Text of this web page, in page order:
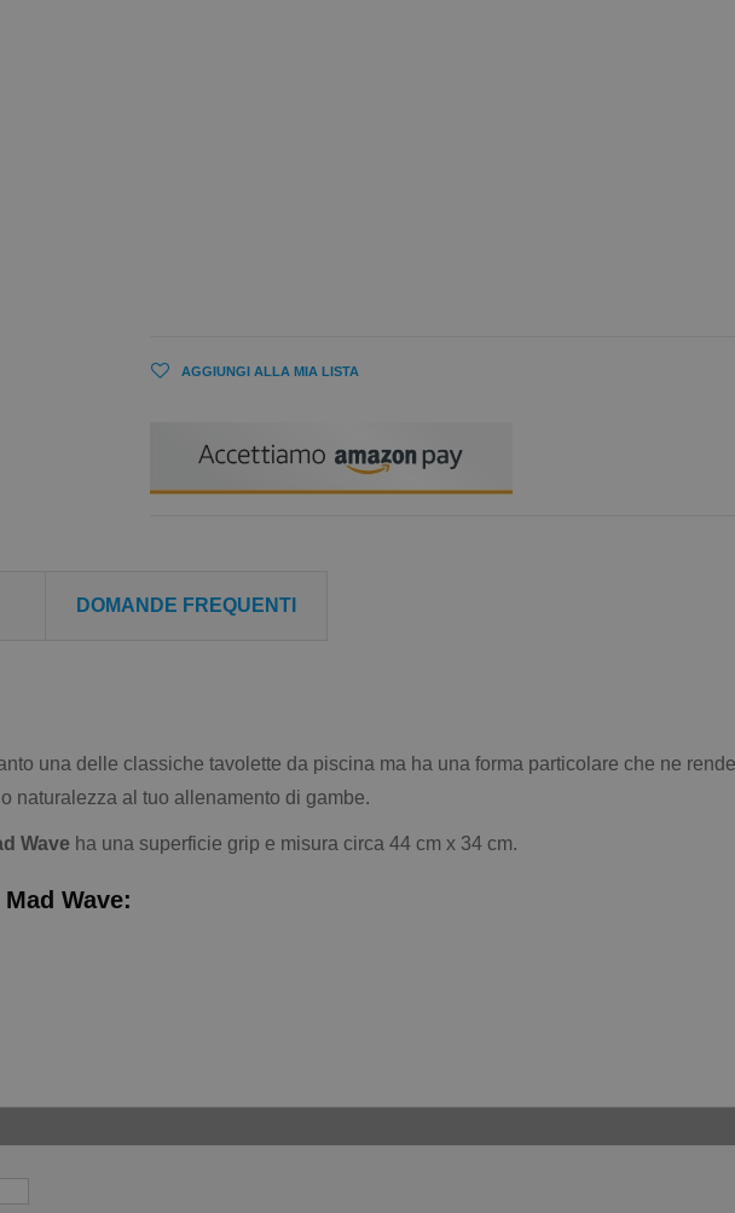
AGGIUNGI ALLA MIA LISTA
DOMANDE FREQUENTI
una delle classiche tavolette da piscina ma ha una forma particolare che ne
naturalezza al tuo allenamento di gambe.
Wave ha una superficie grip e misura circa 44 cm x 34 cm.
Wave: